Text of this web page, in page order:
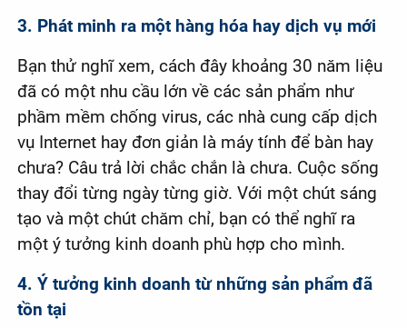
3. Phát minh ra một hàng hóa hay dịch vụ mới
Bạn thử nghĩ xem, cách đây khoảng 30 năm liệu
đã có một nhu cầu lớn về các sản phẩm như
phầm mềm chống virus, các nhà cung cấp dịch
vụ Internet hay đơn giản là máy tính để bàn hay
chưa? Câu trả lời chắc chắn là chưa. Cuộc sống
thay đổi từng ngày từng giờ. Với một chút sáng
tạo và một chút chăm chỉ, bạn có thể nghĩ ra
một ý tưởng kinh doanh phù hợp cho mình.
4. Ý tưởng kinh doanh từ những sản phẩm đã
tồn tại